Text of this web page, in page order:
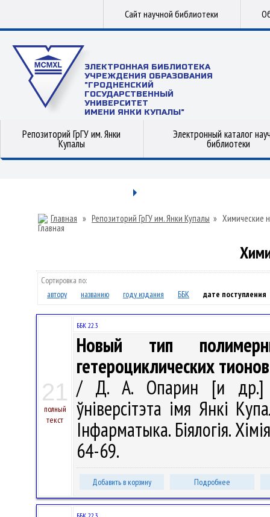
Сайт научной библиотеки
ЭЛЕКТРОННАЯ БИБЛИОТЕКА
УЧРЕЖДЕНИЯ ОБРАЗОВАНИЯ
"ГРОДНЕНСКИЙ
ГОСУДАРСТВЕННЫЙ
УНИВЕРСИТЕТ
ИМЕНИ ЯНКИ КУПАЛЫ"
Репозиторий ГрГУ им. Янки
Купалы
Электронный каталог
библиотеки
Главная » Репозиторий ГрГУ им. Янки Купалы » Химические
Сортировка по:
автору
названию году издания ББК дате поступления
21
полный
текст
ББК 22.3
Новый тип
гетероциклических тионов
/ Д. А. Опарин [и др.] //
ўніверсітэта імя Янкі
Інфарматыка. Біялогія.
64-69.
Добавить в корзину Подробнее